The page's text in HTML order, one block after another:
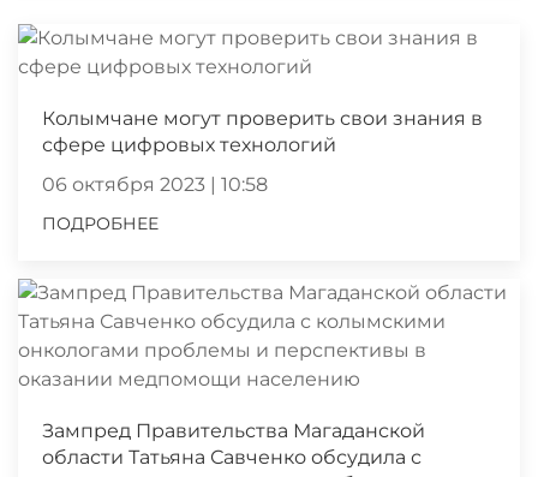
Колымчане могут проверить свои знания в
сфере цифровых технологий
06 октября 2023 | 10:58
ПОДРОБНЕЕ
Зампред Правительства Магаданской
области Татьяна Савченко обсудила с